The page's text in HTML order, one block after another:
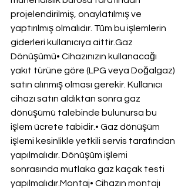
projelendirilmiş, onaylatılmış ve
yaptırılmış olmalıdır. Tüm bu işlemlerin
giderleri kullanıcıya aittir.Gaz
Dönüşümü• Cihazınızın kullanacağı
yakıt türüne göre (LPG veya Doğalgaz)
satın alınmış olması gerekir. Kullanıcı
cihazı satın aldıktan sonra gaz
dönüşümü talebinde bulunursa bu
işlem ücrete tabidir.• Gaz dönüşüm
işlemi kesinlikle yetkili servis tarafından
yapılmalıdır. Dönüşüm işlemi
sonrasında mutlaka gaz kaçak testi
yapılmalıdır.Montaj• Cihazın montajı